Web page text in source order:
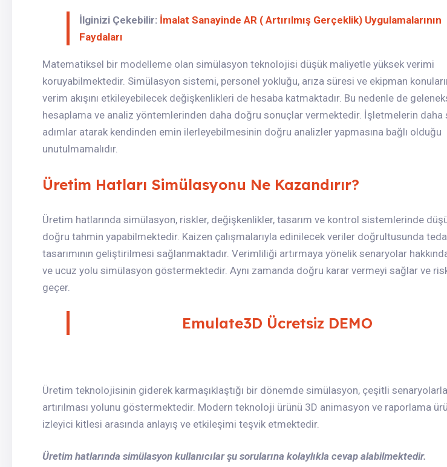
İlginizi Çekebilir: İmalat Sanayinde AR ( Artırılmış Gerçeklik) Uygulamalarının
Faydaları
Matematiksel bir modelleme olan simülasyon teknolojisi düşük maliyetle yüksek verimi
koruyabilmektedir. Simülasyon sistemi, personel yokluğu, arıza süresi ve ekipman
verim akışını etkileyebilecek değişkenlikleri de hesaba katmaktadır. Bu nedenle de
hesaplama ve analiz yöntemlerinden daha doğru sonuçlar vermektedir. İşletmelerin daha
adımlar atarak kendinden emin ilerleyebilmesinin doğru analizler yapmasına bağlı olduğu
unutulmamalıdır.
Üretim Hatları Simülasyonu Ne Kazandırır?
Üretim hatlarında simülasyon, riskler, değişkenlikler, tasarım ve kontrol sistemlerinde
doğru tahmin yapabilmektedir. Kaizen çalışmalarıyla edinilecek veriler doğrultusunda
tasarımının geliştirilmesi sağlanmaktadır. Verimliliği artırmaya yönelik senaryolar
ve ucuz yolu simülasyon göstermektedir. Aynı zamanda doğru karar vermeyi sağlar ve
geçer.
Emulate3D Ücretsiz DEMO
Üretim teknolojisinin giderek karmaşıklaştığı bir dönemde simülasyon, çeşitli
artırılması yolunu göstermektedir. Modern teknoloji ürünü 3D animasyon ve raporlama
izleyici kitlesi arasında anlayış ve etkileşimi teşvik etmektedir.
Üretim hatlarında simülasyon kullanıcılar şu sorularına kolaylıkla cevap alabilmektedir.